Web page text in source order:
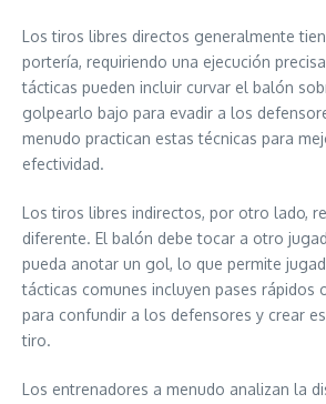
Los tiros libres directos generalmente
portería, requiriendo una ejecución
tácticas pueden incluir curvar el balón
golpearlo bajo para evadir a los
menudo practican estas técnicas para
efectividad.
Los tiros libres indirectos, por otro lado,
diferente. El balón debe tocar a otro
pueda anotar un gol, lo que permite
tácticas comunes incluyen pases rápidos
para confundir a los defensores y crear
tiro.
Los entrenadores a menudo analizan la